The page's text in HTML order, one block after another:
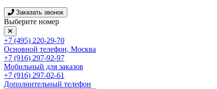
Заказать звонок
Выберите номер
+7 (495) 220-29-70
Основной телефон, Москва
+7 (916) 297-92-97
Мобильный для заказов
+7 (916) 297-02-61
Дополнительный телефон